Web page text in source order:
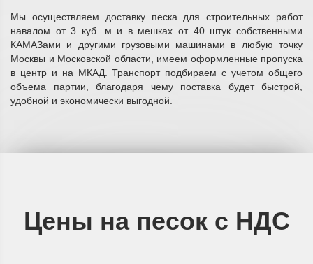
Мы осуществляем доставку песка для строительных работ
навалом от 3 куб. м и в мешках от 40 штук собственными
КАМАЗами и другими грузовыми машинами в любую точку
Москвы и Московской области, имеем оформленные пропуска
в центр и на МКАД. Транспорт подбираем с учетом общего
объема партии, благодаря чему поставка будет быстрой,
удобной и экономически выгодной.
Цены на песок с НДС